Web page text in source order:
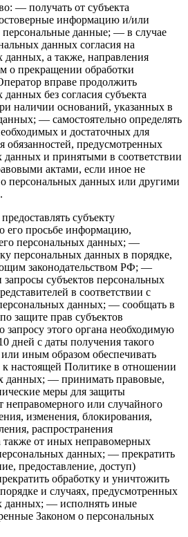
— получать от субъекта
информацию и/или
данные; — в случае
данных согласия на
данных, а также, направления
о прекращении обработки
вправе продолжить
без согласия субъекта
наличии оснований, указанных в
— самостоятельно определять
и достаточных для
обязанностей, предусмотренных
данных и принятыми в соответствии
актами, если иное не
персональных данных или другими
субъекту
его просьбе информацию,
персональных данных; —
персональных данных в порядке,
законодательством РФ; —
запросы субъектов персональных
в соответствии с
данных; — сообщать в
защите прав субъектов
этого органа необходимую
дней с даты получения такого
иным образом обеспечивать
настоящей Политике в отношении
данных; — принимать правовые,
меры для защиты
неправомерного или случайного
изменения, блокирования,
распространения
от иных неправомерных
данных; — прекратить
предоставление, доступ)
обработку и уничтожить
и случаях, предусмотренных
данных; — исполнять иные
Законом о персональных